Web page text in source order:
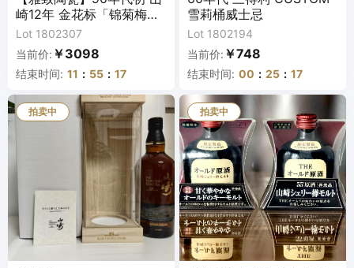
崎12年 金花标「锦菊梅竹
纹」有田烧陶瓷瓶单一麦
芽威士忌 43% 700ml
Lot 1802307
当前价: ￥3098
结束时间: 11 : 55 : 16
雪莉桶威士忌
Lot 1802194
当前价: ￥748
结束时间: 00 : 25 : 16
拍卖中 拍卖中